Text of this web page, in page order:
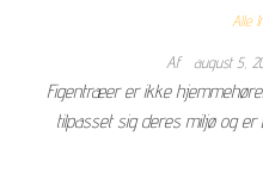
Alle
Af august 5,
Figentræer er ikke
tilpasset sig deres miljø og er